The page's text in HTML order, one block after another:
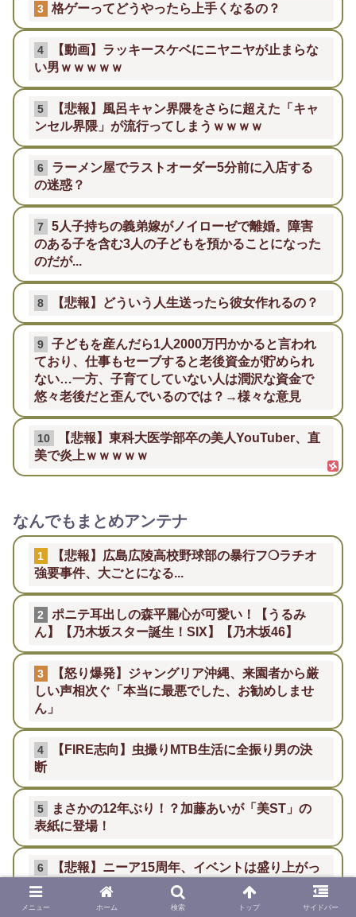
3 格ゲーってどうやったら上手くなるの？
4
【動画】ラッキースケベにニヤニヤが止まらな
い男ｗｗｗｗｗ
5
【悲報】風呂キャン界隈をさらに超えた「キャ
ンセル界隈」が流行ってしまうｗｗｗｗ
6
ラーメン屋でラストオーダー5分前に入店する
の迷惑？
7
5人子持ちの義弟嫁がノイローゼで離婚。障害
のある子を含む3人の子どもを預かることになった
のだが...
8 【悲報】どういう人生送ったら彼女作れるの？
9
子どもを産んだら1人2000万円かかると言われ
ており、仕事もセーブすると老後資金が貯められ
ない…一方、子育てしていない人は潤沢な資金で
悠々老後だと歪んでいるのでは？→様々な意見
10
【悲報】東科大医学部卒の美人YouTuber、直
美で炎上ｗｗｗｗｗ
なんでもまとめアンテナ
1
【悲報】広島広陵高校野球部の暴行フ❍ラチオ
強要事件、大ごとになる...
2
ポニテ耳出しの森平麗心が可愛い！【うるみ
ん】【乃木坂スター誕生！SIX】【乃木坂46】
3
【怒り爆発】ジャングリア沖縄、来園者から厳
しい声相次ぐ「本当に最悪でした、お勧めしませ
ん」
4
【FIRE志向】虫撮りMTB生活に全振り男の決
断
5
まさかの12年ぶり！？加藤あいが「美ST」の
表紙に登場！
6
【悲報】ニーア15周年、イベントは盛り上がっ
てるかもしれんけど新作は？
メニュー ホーム 検索 トップ サイドバー